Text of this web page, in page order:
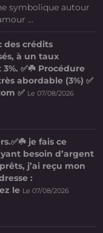
symbolique autour
...
des crédits
à un taux
✅☘️ Procédure
abordable (3%) ✅
✅ Le 07/08/2026
je fais ce
besoin d’argent
j’ai reçu mon
:
le Le 07/08/2026